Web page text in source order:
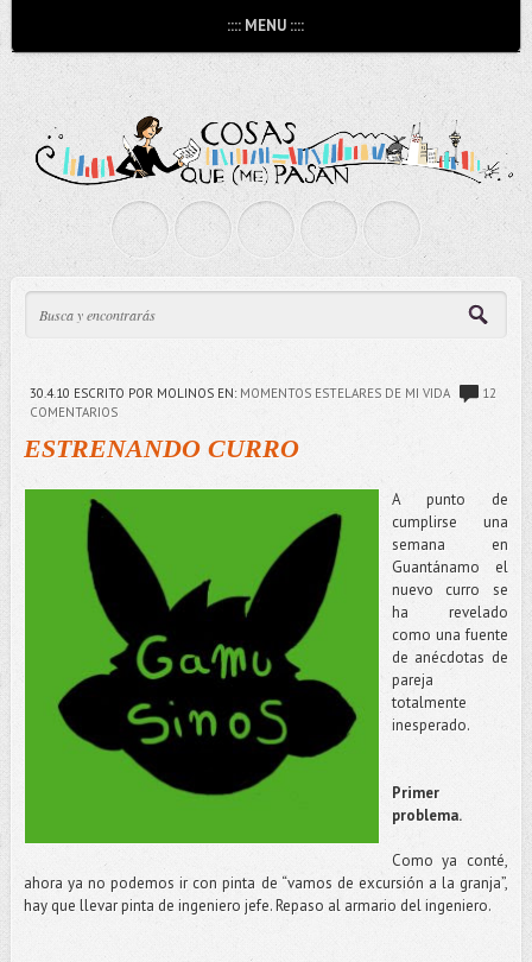
:::: MENU ::::
30.4.10 ESCRITO POR MOLINOS EN: MOMENTOS ESTELARES DE MI VIDA
12
COMENTARIOS
ESTRENANDO CURRO
A punto de
cumplirse una
semana en
Guantánamo el
nuevo curro se
ha revelado
como una fuente
de anécdotas de
pareja
totalmente
inesperado.
Primer
problema.
Como ya conté,
ahora ya no podemos ir con pinta de “vamos de excursión a la granja”,
hay que llevar pinta de ingeniero jefe. Repaso al armario del ingeniero.